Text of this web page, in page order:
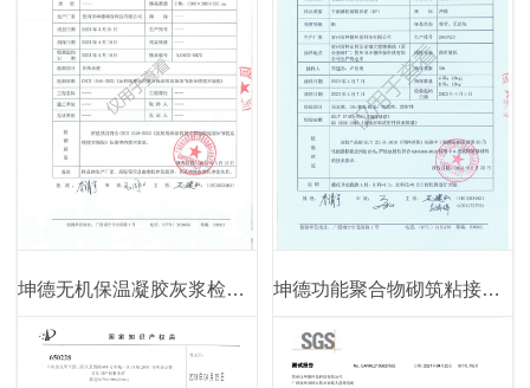
坤德无机保温凝胶灰浆检测报告 坤德功能聚合物砌筑粘接剂检测报告